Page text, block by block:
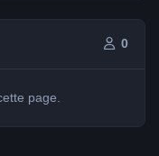
0
page.